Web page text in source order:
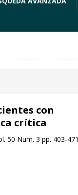
con
crítica
50 Num. 3 pp. 403-471